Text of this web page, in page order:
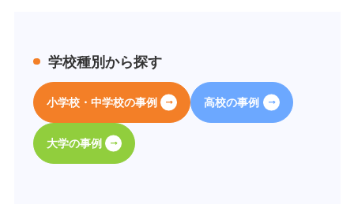
学校種別から探す
小学校・中学校の事例 高校の事例
大学の事例